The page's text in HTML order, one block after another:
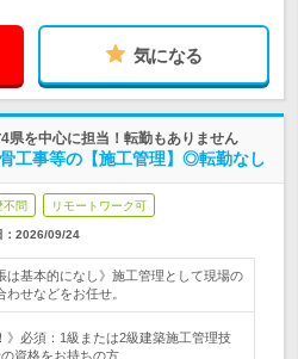
気になる
県を中心に担当！転勤もありません
工事等の【施工管理】◎転勤なし
不問 リモートワーク可
2026/09/24
は基本的になし》施工管理として現場の
せなどをお任せ。
》必須：1級または2級建築施工管理技
資格をお持ちの方